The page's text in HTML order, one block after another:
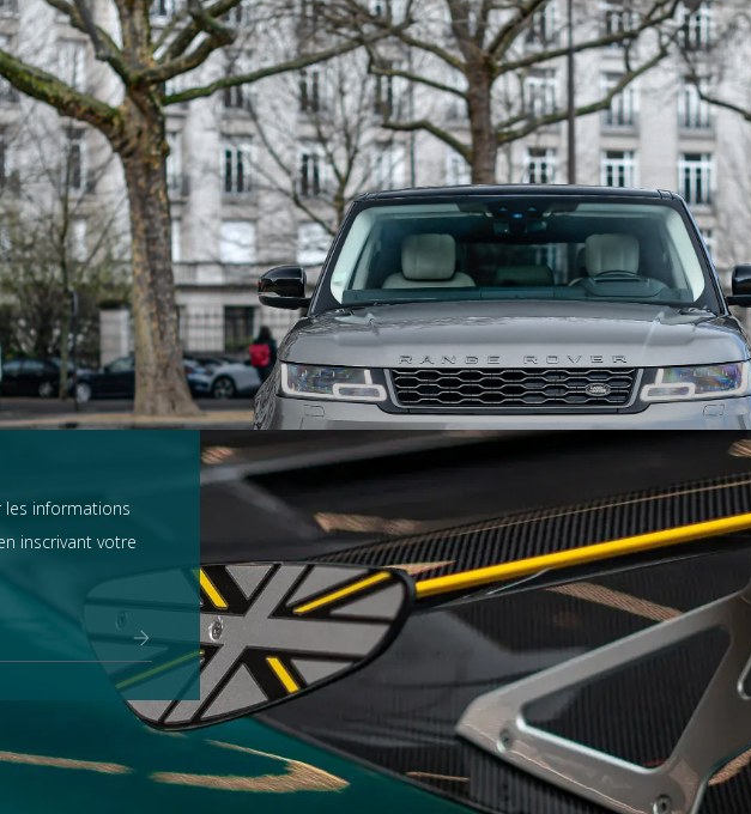
Range Rover
tout voir
voyage à travers les marques et modèles
certains, c’est un rêve façonné en acier, en cuir, et en amour. Chez Mecanicus, on adore la
On a donc décidé de vous bichonner, et de vous concocter une véritable encyclopédie
qui ont marqué l’histoire et créé des véhicules au destin exceptionnel, chacun empreint
souvent légendaire.
d’exception qui ont jalonné son histoire. De la Belle Époque aux supercars
créant des modèles emblématiques qui font rêver les amateurs comme les
grandes marques et modèles d'exception, pour un voyage entre innovation, performance
En voiture, bouclez vos ceintures, c’est parti !
informations
inscrivant votre